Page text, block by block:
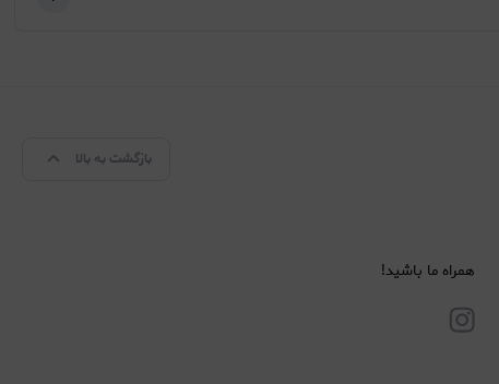
بازگشت به بالا
همراه ما باشید!